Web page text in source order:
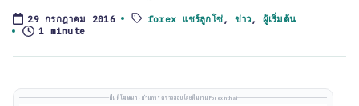
29 กรกฎาคม 2016
Tags: forex แชร์ลูกโซ่ , ข่าว , ผู้เริ่มต้น
1 minute
พื้นที่โฆษณา · ผ่านการตรวจสอบโดยทีมงาน Forexinthai